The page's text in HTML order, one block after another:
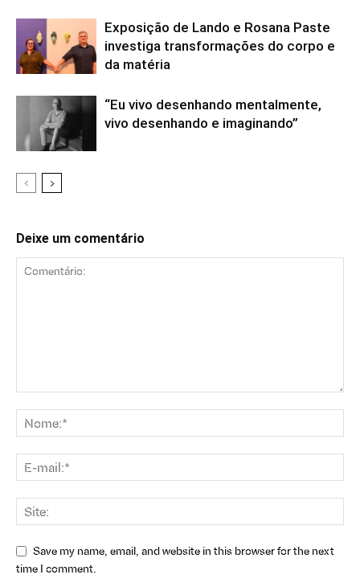
Exposição de Lando e Rosana Paste
investiga transformações do corpo e
da matéria
“Eu vivo desenhando mentalmente,
vivo desenhando e imaginando”
Deixe um comentário
Save my name, email, and website in this browser for the next
time I comment.